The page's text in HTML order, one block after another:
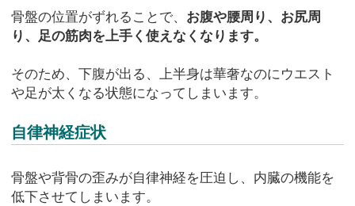
骨盤の位置がずれることで、 お腹や腰周り、お尻周
り、足の筋肉を上手く使えなくなります。
そのため、下腹が出る、上半身は華奢なのにウエスト
や足が太くなる状態になってしまいます。
自律神経症状
骨盤や背骨の歪みが自律神経を圧迫し、内臓の機能を
低下させてしまいます。